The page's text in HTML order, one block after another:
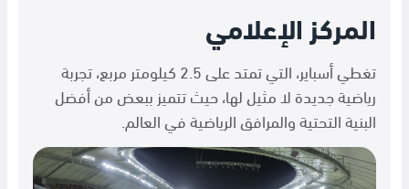
المركز الإعلامي
تغطي أسباير، التي تمتد على 2.5 كيلومتر مربع، تجربة
رياضية جديدة لا مثيل لها، حيث تتميز ببعض من أفضل
البنية التحتية والمرافق الرياضية في العالم.